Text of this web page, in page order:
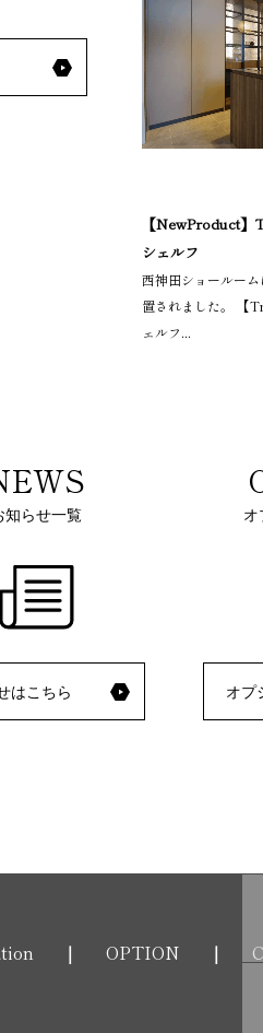
【NewProduct
シェルフ
西神田ショールー
置されました。 【
ェルフ...
知らせ一覧
はこちら
オ
オプ
OPTION